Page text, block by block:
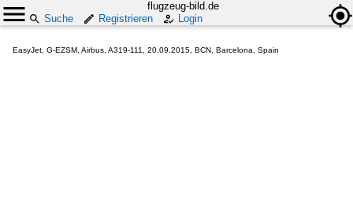
flugzeug-bild.de
Suche
Registrieren Login
EasyJet, G-EZSM, Airbus, A319-111, 20.09.2015, BCN, Barcelona, Spain